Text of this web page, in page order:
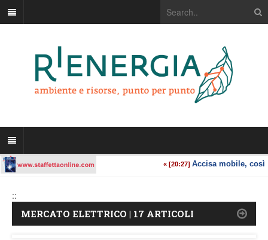
::
MERCATO ELETTRICO | 17 ARTICOLI